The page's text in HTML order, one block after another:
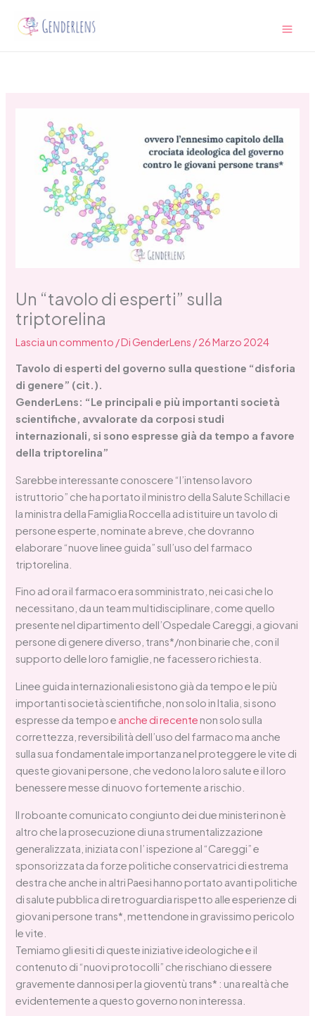
Un “tavolo di esperti” sulla
triptorelina
Lascia un commento / DiGenderLens /26 Marzo 2024
Tavolo di esperti del governo sulla questione “disforia
di genere” (cit.).
GenderLens: “Le principali e più importanti società
scientifiche, avvalorate da corposi studi
internazionali, si sono espresse già da tempo a favore
della triptorelina”
Sarebbe interessante conoscere “l’intenso lavoro
istruttorio” che ha portato il ministro della Salute Schillaci e
la ministra della Famiglia Roccella ad istituire un tavolo di
persone esperte, nominate a breve, che dovranno
elaborare “nuove linee guida” sull’uso del farmaco
triptorelina.
Fino ad ora il farmaco era somministrato, nei casi che lo
necessitano, da un team multidisciplinare, come quello
presente nel dipartimento dell’Ospedale Careggi, a giovani
persone di genere diverso, trans*/non binarie che, con il
supporto delle loro famiglie, ne facessero richiesta.
Linee guida internazionali esistono già da tempo e le più
importanti società scientifiche, non solo in Italia, si sono
espresse da tempo e anche di recente non solo sulla
correttezza, reversibilità dell’uso del farmaco ma anche
sulla sua fondamentale importanza nel proteggere le vite di
queste giovani persone, che vedono la loro salute e il loro
benessere messe di nuovo fortemente a rischio.
Il roboante comunicato congiunto dei due ministeri non è
altro che la prosecuzione di una strumentalizzazione
generalizzata, iniziata con l’ ispezione al “Careggi” e
sponsorizzata da forze politiche conservatrici di estrema
destra che anche in altri Paesi hanno portato avanti politiche
di salute pubblica di retroguardia rispetto alle esperienze di
giovani persone trans*, mettendone in gravissimo pericolo
le vite.
Temiamo gli esiti di queste iniziative ideologiche e il
contenuto di “nuovi protocolli” che rischiano di essere
gravemente dannosi per la gioventù trans* : una realtà che
evidentemente a questo governo non interessa.